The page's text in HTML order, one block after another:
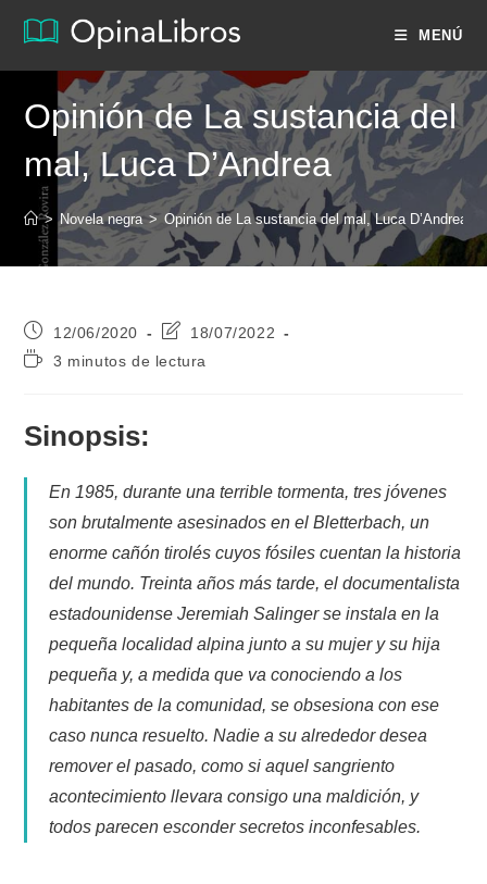
MENÚ
Opinión de La sustancia del
mal, Luca D’Andrea
> Novela negra > Opinión de La sustancia del mal, Luca D’Andrea
Publicación
de
la
12/06/2020
Última
de
18/07/2022
Tiempo3 minutos de lectura
Sinopsis:
En 1985, durante una terrible tormenta, tres jóvenes
son brutalmente asesinados en el Bletterbach, un
enorme cañón tirolés cuyos fósiles cuentan la historia
del mundo. Treinta años más tarde, el documentalista
estadounidense Jeremiah Salinger se instala en la
pequeña localidad alpina junto a su mujer y su hija
pequeña y, a medida que va conociendo a los
habitantes de la comunidad, se obsesiona con ese
caso nunca resuelto. Nadie a su alrededor desea
remover el pasado, como si aquel sangriento
acontecimiento llevara consigo una maldición, y
todos parecen esconder secretos inconfesables.